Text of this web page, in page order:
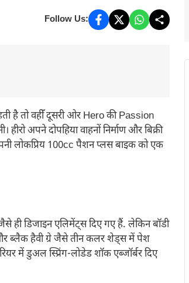
Follow Us:
तो वहीँ दूसरी ओर Hero की Passion
अपने दोपहिया वाहनों निर्माण और बिक्री
लोकप्रिय 100cc पैशन प्लस बाइक को एक
डिजाइन एलिमेंट्स दिए गए हैं. लेकिन बॉडी
ब्लैक हैवी ग्रे जैसे तीन कलर शेड्स में पेश
में डुअल स्प्रिंग-लोडेड शॉक एब्जॉर्बर दिए